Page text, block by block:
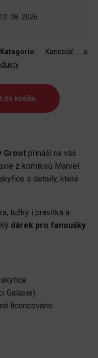
08. 2026
Kategorie:
Kancelář a
do košíku
Groot přináší na váš
z komiksů Marvel.
s detaily, které
tužky i pravítka a
dárek pro fanoušky
Galaxie)
licencováno